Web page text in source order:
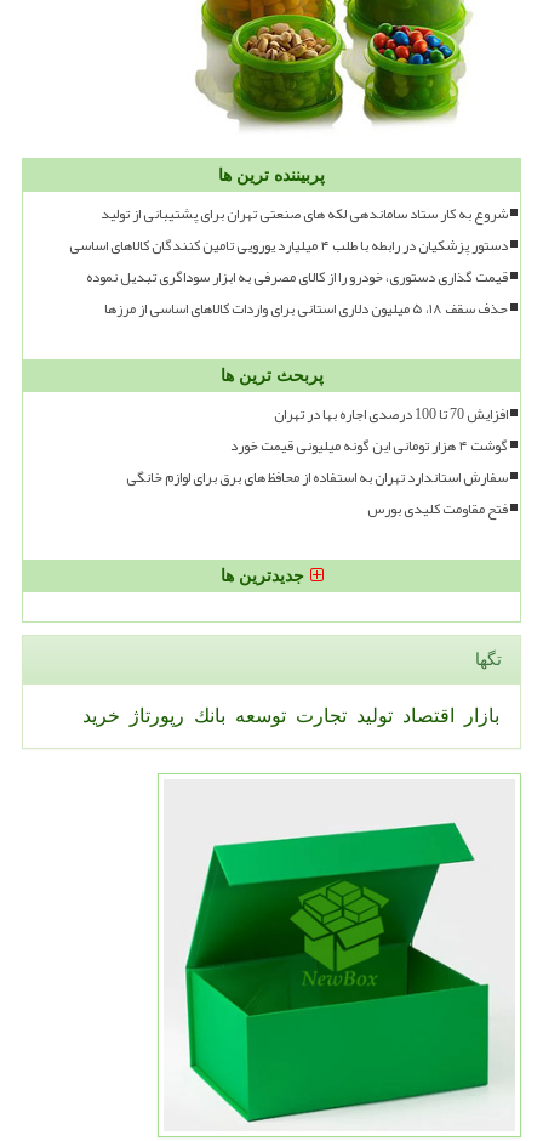
پربیننده ترین ها
شروع به کار ستاد ساماندهی لکه های صنعتی تهران برای پشتیبانی از تولید
دستور پزشکیان در رابطه با طلب ۴ میلیارد یورویی تامین کنندگان کالاهای اساسی
قیمت گذاری دستوری، خودرو را از کالای مصرفی به ابزار سوداگری تبدیل نموده
حذف سقف ۱۸، ۵ میلیون دلاری استانی برای واردات کالاهای اساسی از مرزها
پربحث ترین ها
افزایش 70 تا 100 درصدی اجاره بها در تهران
گوشت ۴ هزار تومانی این گونه میلیونی قیمت خورد
سفارش استاندارد تهران به استفاده از محافظ های برق برای لوازم خانگی
فتح مقاومت کلیدی بورس
جدیدترین ها
تگها
بازار اقتصاد تولید تجارت توسعه بانك رپورتاژ خرید